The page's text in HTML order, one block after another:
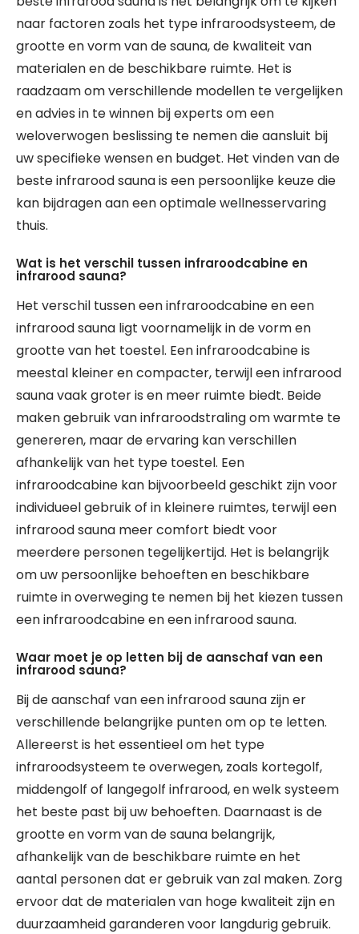
naar factoren zoals het type infraroodsysteem, de
grootte en vorm van de sauna, de kwaliteit van
materialen en de beschikbare ruimte. Het is
raadzaam om verschillende modellen te vergelijken
en advies in te winnen bij experts om een
weloverwogen beslissing te nemen die aansluit bij
uw specifieke wensen en budget. Het vinden van de
beste infrarood sauna is een persoonlijke keuze die
kan bijdragen aan een optimale wellnesservaring
thuis.
Wat is het verschil tussen infraroodcabine en
infrarood sauna?
Het verschil tussen een infraroodcabine en een
infrarood sauna ligt voornamelijk in de vorm en
grootte van het toestel. Een infraroodcabine is
meestal kleiner en compacter, terwijl een infrarood
sauna vaak groter is en meer ruimte biedt. Beide
maken gebruik van infraroodstraling om warmte te
genereren, maar de ervaring kan verschillen
afhankelijk van het type toestel. Een
infraroodcabine kan bijvoorbeeld geschikt zijn voor
individueel gebruik of in kleinere ruimtes, terwijl een
infrarood sauna meer comfort biedt voor
meerdere personen tegelijkertijd. Het is belangrijk
om uw persoonlijke behoeften en beschikbare
ruimte in overweging te nemen bij het kiezen tussen
een infraroodcabine en een infrarood sauna.
Waar moet je op letten bij de aanschaf van een
infrarood sauna?
Bij de aanschaf van een infrarood sauna zijn er
verschillende belangrijke punten om op te letten.
Allereerst is het essentieel om het type
infraroodsysteem te overwegen, zoals kortegolf,
middengolf of langegolf infrarood, en welk systeem
het beste past bij uw behoeften. Daarnaast is de
grootte en vorm van de sauna belangrijk,
afhankelijk van de beschikbare ruimte en het
aantal personen dat er gebruik van zal maken. Zorg
ervoor dat de materialen van hoge kwaliteit zijn en
duurzaamheid garanderen voor langdurig gebruik.